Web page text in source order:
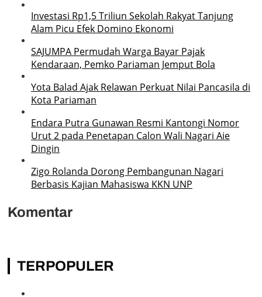
Investasi Rp1,5 Triliun Sekolah Rakyat Tanjung
Alam Picu Efek Domino Ekonomi
SAJUMPA Permudah Warga Bayar Pajak
Kendaraan, Pemko Pariaman Jemput Bola
Yota Balad Ajak Relawan Perkuat Nilai Pancasila di
Kota Pariaman
Endara Putra Gunawan Resmi Kantongi Nomor
Urut 2 pada Penetapan Calon Wali Nagari Aie
Dingin
Zigo Rolanda Dorong Pembangunan Nagari
Berbasis Kajian Mahasiswa KKN UNP
Komentar
TERPOPULER